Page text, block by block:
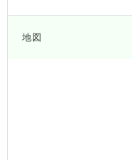
地図